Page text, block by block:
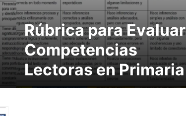
Rúbrica para Evaluar
Competencias
Lectoras en Primaria